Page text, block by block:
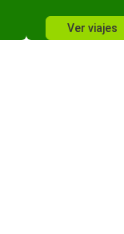
Ver viajes